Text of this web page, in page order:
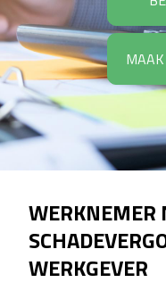
WERKNEMER
WERKGEVER